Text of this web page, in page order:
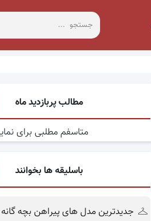
مطالب پربازدید ماه
متاسفم مطلبی برای
باسلیقه ها بخوانند
جدیدترین مدل های پیراهن بچه